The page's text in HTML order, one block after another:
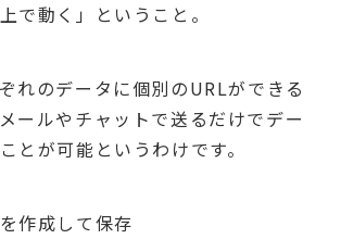
で動く」ということ。
れのデータに個別のURLができる
ールやチャットで送るだけでデー
とが可能というわけです。
作成して保存